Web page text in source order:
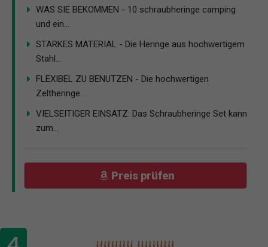
WAS SIE BEKOMMEN - 10 schraubheringe camping
und ein...
STARKES MATERIAL - Die Heringe aus hochwertigem
Stahl...
FLEXIBEL ZU BENUTZEN - Die hochwertigen
Zeltheringe...
VIELSEITIGER EINSATZ: Das Schraubheringe Set kann
zum...
Preis prüfen